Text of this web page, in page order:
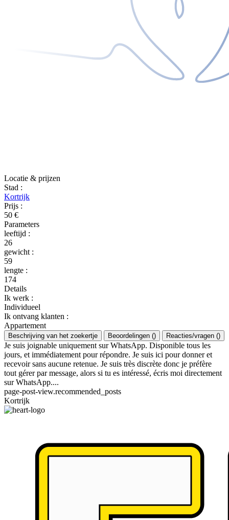
Locatie & prijzen
Stad :
Kortrijk
Prijs :
50 €
Parameters
leeftijd :
26
gewicht :
59
lengte :
174
Details
Ik werk :
Individueel
Ik ontvang klanten :
Appartement
Beschrijving van het zoekertje Beoordelingen () Reacties/vragen ()
Je suis joignable uniquement sur WhatsApp. Disponible tous les
jours, et immédiatement pour répondre. Je suis ici pour donner et
recevoir sans aucune retenue. Je suis très discrète donc je préfère
tout gérer par message, alors si tu es intéressé, écris moi directement
sur WhatsApp....
page-post-view.recommended_posts
Kortrijk